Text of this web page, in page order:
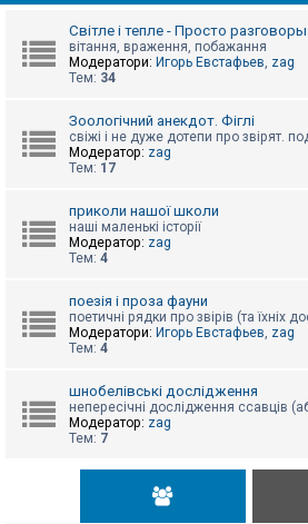
Світле і тепле - Просто разговоры
вітання, враження, побажання
Модератори: Игорь Евстафьев, zag
Тем: 34
Зоологічний анекдот. Фіглі
свіжі і не дуже дотепи про звірят.
Модератор: zag
Тем: 17
приколи нашої школи
наші маленькі історії
Модератор: zag
Тем: 4
поезія і проза фауни
поетичні рядки про звірів (та їхніх
Модератори: Игорь Евстафьев, zag
Тем: 4
шнобелівські дослідження
непересічні дослідження ссавців
Модератор: zag
Тем: 7